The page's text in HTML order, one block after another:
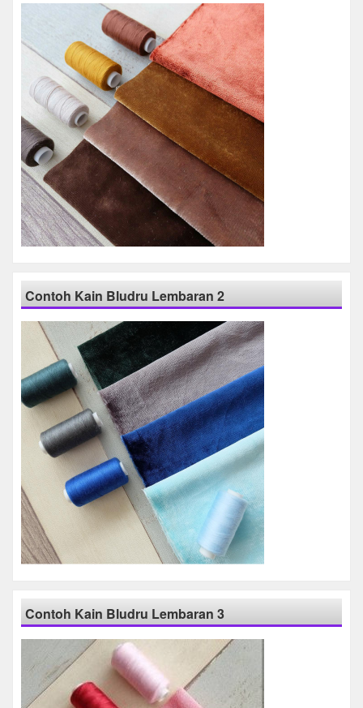
Contoh Kain Bludru Lembaran 2
Contoh Kain Bludru Lembaran 3